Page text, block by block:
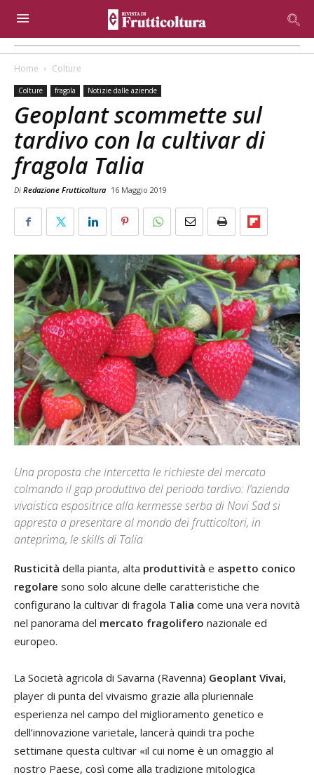
Home Colture
Colture fragola Notizie dalle aziende
Geoplant scommette sul
tardivo con la cultivar di
fragola Talia
Di Redazione Frutticoltura 16 Maggio 2019
Una proposta che intercetta le richieste del mercato
colmando il gap produttivo del periodo tardivo: l’azienda
vivaistica espositrice alla kermesse serba di Novi Sad si
appresta a presentare al mondo dei frutticoltori, in
anteprima, le skills di Talia
Rusticità della pianta, alta produttività e aspetto conico
regolare sono solo alcune delle caratteristiche che
configurano la cultivar di fragola Talia come una vera novità
nel panorama del mercato fragolifero nazionale ed
europeo.
La Società agricola di Savarna (Ravenna) Geoplant Vivai,
player di punta del vivaismo grazie alla pluriennale
esperienza nel campo del miglioramento genetico e
dell’innovazione varietale, lancerà quindi tra poche
settimane questa cultivar «il cui nome è un omaggio al
nostro Paese, così come alla tradizione mitologica